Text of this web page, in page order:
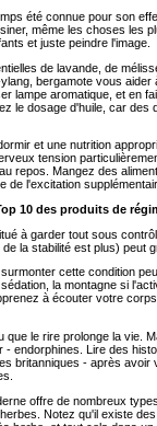
été connue pour son
même les choses les
et juste peindre l'image.
de lavande, de
bergamote vous
lampe aromatique, et en
le dosage d'huile, car
et une nutrition
tension
repos. Mangez des
de l'excitation
10 des produits de
à garder tout sous
de la stabilité est plus) peut
cette condition
la montagne si
à écouter votre
que le rire prolonge la vie.
- endorphines. Lire des
britanniques - après avoir
offre de nombreux
Notez qu'il existe